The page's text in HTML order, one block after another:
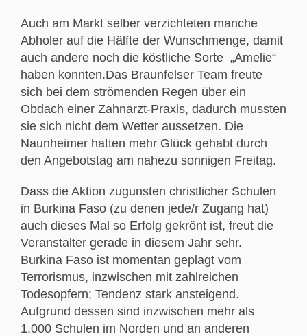
Auch am Markt selber verzichteten manche
Abholer auf die Hälfte der Wunschmenge, damit
auch andere noch die köstliche Sorte „Amelie“
haben konnten.Das Braunfelser Team freute
sich bei dem strömenden Regen über ein
Obdach einer Zahnarzt-Praxis, dadurch mussten
sie sich nicht dem Wetter aussetzen. Die
Naunheimer hatten mehr Glück gehabt durch
den Angebotstag am nahezu sonnigen Freitag.
Dass die Aktion zugunsten christlicher Schulen
in Burkina Faso (zu denen jede/r Zugang hat)
auch dieses Mal so Erfolg gekrönt ist, freut die
Veranstalter gerade in diesem Jahr sehr.
Burkina Faso ist momentan geplagt vom
Terrorismus, inzwischen mit zahlreichen
Todesopfern; Tendenz stark ansteigend.
Aufgrund dessen sind inzwischen mehr als
1.000 Schulen im Norden und an anderen